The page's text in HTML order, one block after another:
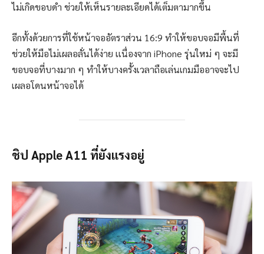
ไม่เกิดขอบดำ ช่วยให้เห็นรายละเอียดได้เต็มตามากขึ้น
อีกทั้งด้วยการที่ใช้หน้าจออัตราส่วน 16:9 ทำให้ขอบจอมีพื้นที่
ช่วยให้มือไม่เผลอลั่นได้ง่าย เเนื่องจาก iPhone รุ่นใหม่ ๆ จะมี
ขอบจอที่บางมาก ๆ ทำให้บางครั้งเวลาถือเล่นเกมมืออาจจะไป
เผลอโดนหน้าจอได้
ชิป Apple A11 ที่ยังแรงอยู่